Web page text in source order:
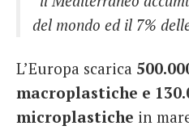
del mondo ed il 7%
L’Europa scarica
macroplastiche e
microplastiche in